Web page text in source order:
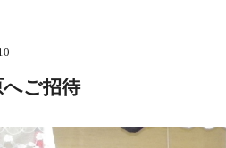
ご招待